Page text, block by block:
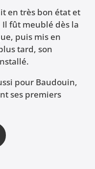
en très bon état et
Il fût meublé dès la
puis mis en
tard, son
pour Baudouin,
ses premiers